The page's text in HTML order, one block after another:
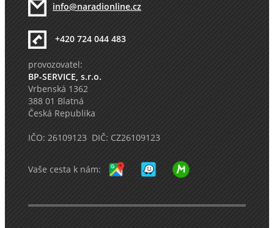
info@naradionline.cz
+420 724 044 483
provozovatel:
BP-SERVICE, s.r.o.
Vrbenská 1362
388 01 Blatná
Česká Republika
IČO: 26109123 DIČ: CZ26109123
Vaše cesta k nám: